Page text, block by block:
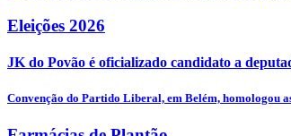
Eleições 2026
JK do Povão é oficializado candidato a
Convenção do Partido Liberal, em Belém, homologou